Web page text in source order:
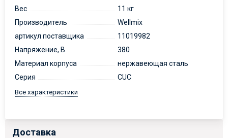
Вес
11 кг
Производитель
Wellmix
артикул поставщика
11019982
Напряжение, В
380
Материал корпуса
нержавеющая сталь
Серия
CUC
Все характеристики
Доставка